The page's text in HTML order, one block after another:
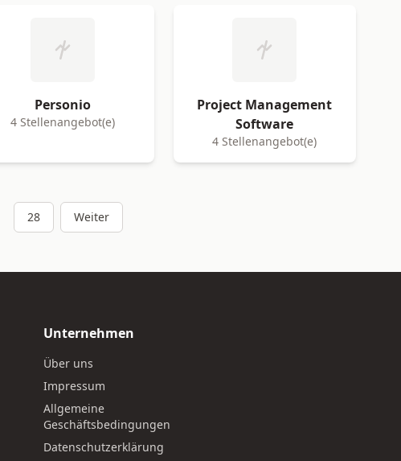
Personio
4 Stellenangebot(e)
Project Management
Software
4 Stellenangebot(e)
28 Weiter
Unternehmen
Über uns
Impressum
Allgemeine
Geschäftsbedingungen
Datenschutzerklärung